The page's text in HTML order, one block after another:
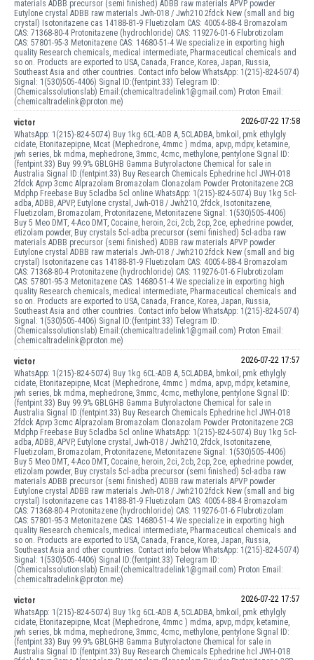
materials ADBB precursor (semi finished) ADBB raw materials APVP powder
Eutylone crystal ADBB raw materials Jwh-018 / Jwh210 2fdck New (small and big
crystal) Isotonitazene cas 14188-81-9 Fluetizolam CAS: 40054-88-4 Bromazolam
CAS: 71368-80-4 Protonitazene (hydrochloride) CAS: 119276-01-6 Flubrotizolam
CAS: 57801-95-3 Metonitazene CAS: 14680-51-4 We specialize in exporting high
quality Research chemicals, medical intermediate, Pharmaceutical chemicals and
so on. Products are exported to USA, Canada, France, Korea, Japan, Russia,
Southeast Asia and other countries. Contact info below WhatsApp: 1(215)-824-5074)
Signal: 1(530)505-4406) Signal ID:(fentpint.33) Telegram ID:
(Chemicalssolutionslab) Email:(chemicaltradelink1@gmail.com) Proton Email:
(chemicaltradelink@proton.me)
victor
2026-07-22 17:58
WhatsApp: 1(215)-824-5074) Buy 1kg 6CL-ADB A, 5CLADBA, bmkoil, pmk ethylgly
cidate, Etonitazepipne, Mcat (Mephedrone, 4mmc ) mdma, apvp, mdpv, ketamine,
jwh series, bk mdma, mephedrone, 3mmc, 4cmc, methylone, pentylone Signal ID:
(fentpint.33) Buy 99.9% GBLGHB Gamma Butyrolactone Chemical for sale in
Australia Signal ID:(fentpint.33) Buy Research Chemicals Ephedrine hcl JWH-018
2fdck Apvp 3cmc Alprazolam Bromazolam Clonazolam Powder Protonitazene 2CB
Mdphp Freebase Buy 5cladba 5cl online WhatsApp: 1(215)-824-5074) Buy 1kg 5cl-
adba, ADBB, APVP, Eutylone crystal, Jwh-018 / Jwh210, 2fdck, Isotonitazene,
Fluetizolam, Bromazolam, Protonitazene, Metonitazene Signal: 1(530)505-4406)
Buy 5 Meo DMT, 4-Aco DMT, Cocaine, heroin, 2ci, 2cb, 2cp, 2ce, ephedrine powder,
etizolam powder, Buy crystals 5cl-adba precursor (semi finished) 5cl-adba raw
materials ADBB precursor (semi finished) ADBB raw materials APVP powder
Eutylone crystal ADBB raw materials Jwh-018 / Jwh210 2fdck New (small and big
crystal) Isotonitazene cas 14188-81-9 Fluetizolam CAS: 40054-88-4 Bromazolam
CAS: 71368-80-4 Protonitazene (hydrochloride) CAS: 119276-01-6 Flubrotizolam
CAS: 57801-95-3 Metonitazene CAS: 14680-51-4 We specialize in exporting high
quality Research chemicals, medical intermediate, Pharmaceutical chemicals and
so on. Products are exported to USA, Canada, France, Korea, Japan, Russia,
Southeast Asia and other countries. Contact info below WhatsApp: 1(215)-824-5074)
Signal: 1(530)505-4406) Signal ID:(fentpint.33) Telegram ID:
(Chemicalssolutionslab) Email:(chemicaltradelink1@gmail.com) Proton Email:
(chemicaltradelink@proton.me)
victor
2026-07-22 17:57
WhatsApp: 1(215)-824-5074) Buy 1kg 6CL-ADB A, 5CLADBA, bmkoil, pmk ethylgly
cidate, Etonitazepipne, Mcat (Mephedrone, 4mmc ) mdma, apvp, mdpv, ketamine,
jwh series, bk mdma, mephedrone, 3mmc, 4cmc, methylone, pentylone Signal ID:
(fentpint.33) Buy 99.9% GBLGHB Gamma Butyrolactone Chemical for sale in
Australia Signal ID:(fentpint.33) Buy Research Chemicals Ephedrine hcl JWH-018
2fdck Apvp 3cmc Alprazolam Bromazolam Clonazolam Powder Protonitazene 2CB
Mdphp Freebase Buy 5cladba 5cl online WhatsApp: 1(215)-824-5074) Buy 1kg 5cl-
adba, ADBB, APVP, Eutylone crystal, Jwh-018 / Jwh210, 2fdck, Isotonitazene,
Fluetizolam, Bromazolam, Protonitazene, Metonitazene Signal: 1(530)505-4406)
Buy 5 Meo DMT, 4-Aco DMT, Cocaine, heroin, 2ci, 2cb, 2cp, 2ce, ephedrine powder,
etizolam powder, Buy crystals 5cl-adba precursor (semi finished) 5cl-adba raw
materials ADBB precursor (semi finished) ADBB raw materials APVP powder
Eutylone crystal ADBB raw materials Jwh-018 / Jwh210 2fdck New (small and big
crystal) Isotonitazene cas 14188-81-9 Fluetizolam CAS: 40054-88-4 Bromazolam
CAS: 71368-80-4 Protonitazene (hydrochloride) CAS: 119276-01-6 Flubrotizolam
CAS: 57801-95-3 Metonitazene CAS: 14680-51-4 We specialize in exporting high
quality Research chemicals, medical intermediate, Pharmaceutical chemicals and
so on. Products are exported to USA, Canada, France, Korea, Japan, Russia,
Southeast Asia and other countries. Contact info below WhatsApp: 1(215)-824-5074)
Signal: 1(530)505-4406) Signal ID:(fentpint.33) Telegram ID:
(Chemicalssolutionslab) Email:(chemicaltradelink1@gmail.com) Proton Email:
(chemicaltradelink@proton.me)
victor
2026-07-22 17:57
WhatsApp: 1(215)-824-5074) Buy 1kg 6CL-ADB A, 5CLADBA, bmkoil, pmk ethylgly
cidate, Etonitazepipne, Mcat (Mephedrone, 4mmc ) mdma, apvp, mdpv, ketamine,
jwh series, bk mdma, mephedrone, 3mmc, 4cmc, methylone, pentylone Signal ID:
(fentpint.33) Buy 99.9% GBLGHB Gamma Butyrolactone Chemical for sale in
Australia Signal ID:(fentpint.33) Buy Research Chemicals Ephedrine hcl JWH-018